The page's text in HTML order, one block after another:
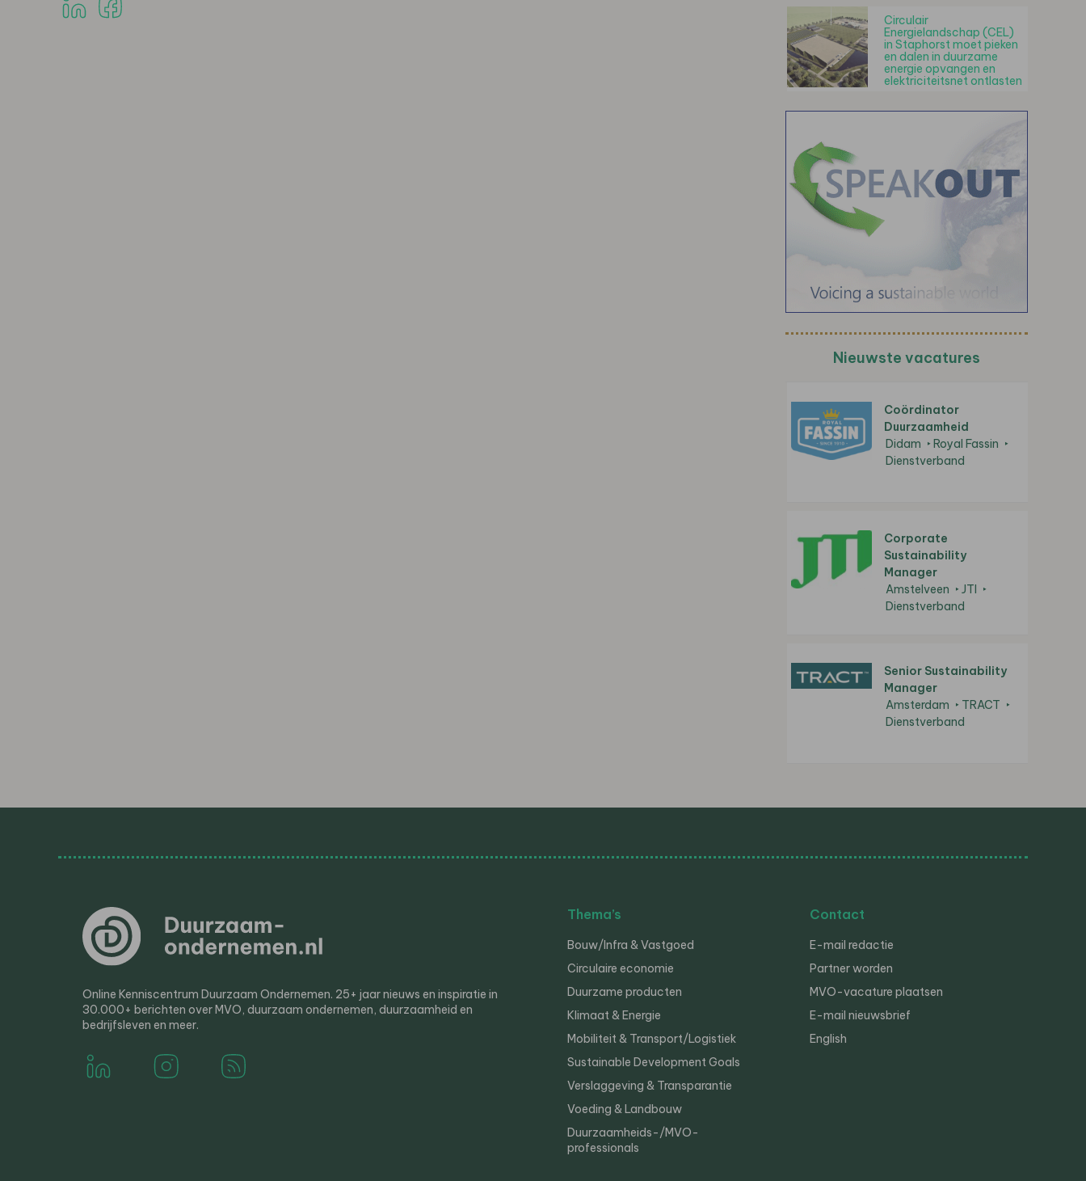
Circulair
Energielandschap (CEL)
in Staphorst moet pieken
en dalen in duurzame
energie opvangen en
elektriciteitsnet ontlasten
Nieuwste vacatures
Coördinator
Duurzaamheid
Didam
Royal Fassin
Dienstverband
Corporate
Sustainability
Manager
Amstelveen
JTI
Dienstverband
Senior Sustainability
Manager
Amsterdam
TRACT
Dienstverband
Online Kenniscentrum Duurzaam Ondernemen. 25+ jaar nieuws en inspiratie in
30.000+ berichten over MVO, duurzaam ondernemen, duurzaamheid en
bedrijfsleven en meer.
Thema’s
Bouw/Infra & Vastgoed
Circulaire economie
Duurzame producten
Klimaat & Energie
Mobiliteit & Transport/Logistiek
Sustainable Development Goals
Verslaggeving & Transparantie
Voeding & Landbouw
Duurzaamheids-/MVO-
professionals
Contact
E-mail redactie
Partner worden
MVO-vacature plaatsen
E-mail nieuwsbrief
English